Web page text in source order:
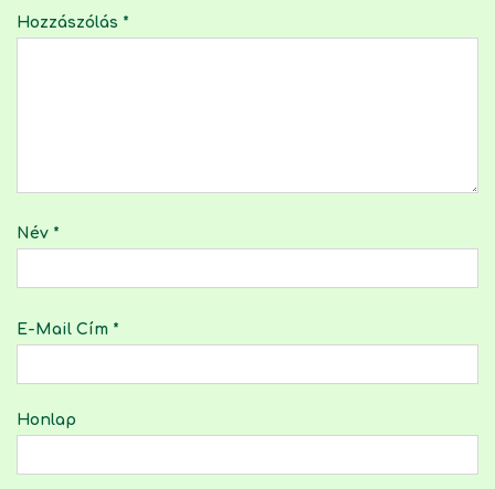
Hozzászólás *
Név *
E-Mail Cím *
Honlap